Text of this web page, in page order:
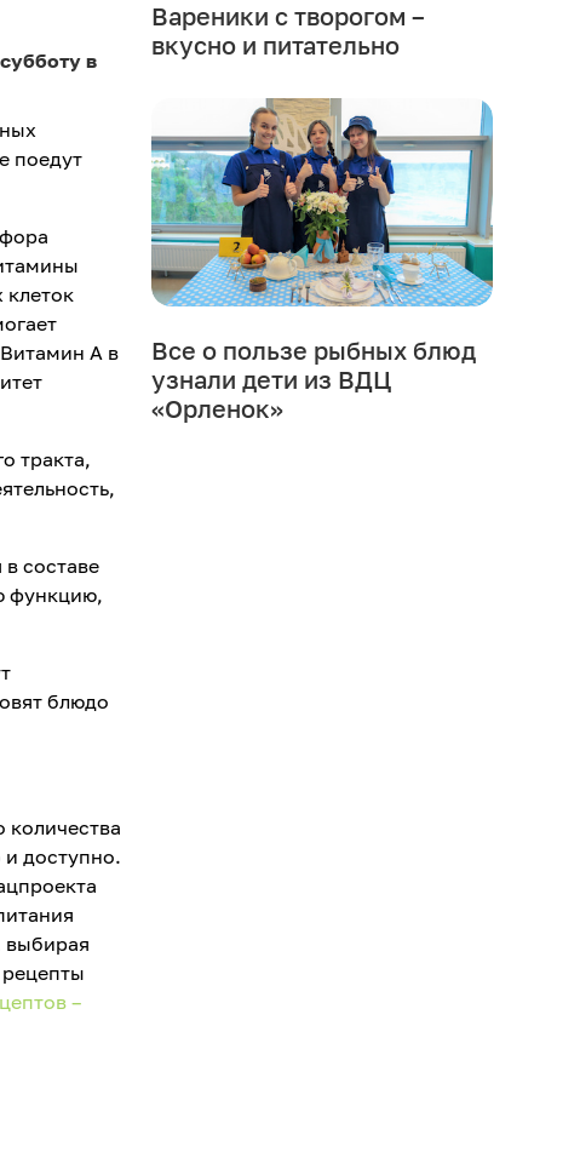
в
поедут
А в
тракта,
составе
функцию,
блюдо
количества
доступно.
выбирая
–
Вареники с творогом –
вкусно и питательно
Все о пользе рыбных блюд
узнали дети из ВДЦ
«Орленок»